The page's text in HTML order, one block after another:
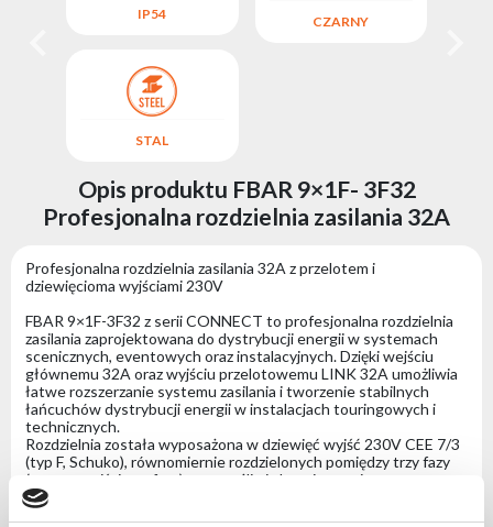
IP54
STAL
CZARNY
Opis produktu FBAR 9×1F- 3F32
Profesjonalna rozdzielnia zasilania 32A
Profesjonalna rozdzielnia zasilania 32A z przelotem i
dziewięcioma wyjściami 230V
FBAR 9×1F-3F32 z serii CONNECT to profesjonalna rozdzielnia
zasilania zaprojektowana do dystrybucji energii w systemach
scenicznych, eventowych oraz instalacyjnych. Dzięki wejściu
głównemu 32A oraz wyjściu przelotowemu LINK 32A umożliwia
łatwe rozszerzanie systemu zasilania i tworzenie stabilnych
łańcuchów dystrybucji energii w instalacjach touringowych i
technicznych.
Rozdzielnia została wyposażona w dziewięć wyjść 230V CEE 7/3
(typ F, Schuko), równomiernie rozdzielonych pomiędzy trzy fazy
(po trzy wyjścia na fazę), co umożliwia bezpieczne i
zrównoważone zasilanie urządzeń jednofazowych, takich jak